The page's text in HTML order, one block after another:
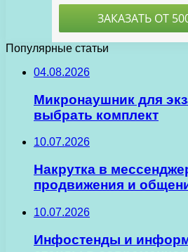
Популярные статьи
04.08.2026
Микронаушник для
выбрать комплект
10.07.2026
Накрутка в
продвижения и
10.07.2026
Инфостенды и